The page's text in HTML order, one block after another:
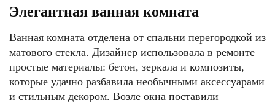
Элегантная ванная комната
Ванная комната отделена от спальни перегородкой из
матового стекла. Дизайнер использовала в ремонте
простые материалы: бетон, зеркала и композиты,
которые удачно разбавила необычными аксессуарами
и стильным декором. Возле окна поставили